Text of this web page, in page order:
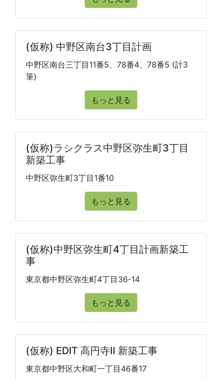
(仮称) 中野区南台3丁目計画
中野区南台三丁目11番5、78番4、78番5 (計3
筆)
もっと見る
(仮称)ラシクラス中野区弥生町3丁目
新築工事
中野区弥生町3丁目1番10
もっと見る
(仮称)中野区弥生町4丁目計画新築工
事
東京都中野区弥生町4丁目36-14
もっと見る
(仮称) EDIT 高円寺Ⅱ 新築工事
東京都中野区大和町一丁目46番17